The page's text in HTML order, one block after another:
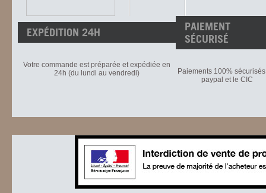
EXPÉDITION 24H
Votre commande est préparée et expédiée en
24h (du lundi au vendredi)
PAIEMENT
SÉCURISÉ
Paiements 100%
paypal et le CIC